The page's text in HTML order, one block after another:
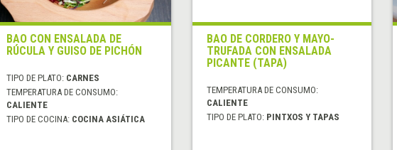
BAO CON ENSALADA DE
RÚCULA Y GUISO DE PICHÓN
TIPO DE PLATO: CARNES
TEMPERATURA DE CONSUMO:
CALIENTE
TIPO DE COCINA: COCINA ASIÁTICA
BAO DE CORDERO Y MAYO-
TRUFADA CON ENSALADA
PICANTE (TAPA)
TEMPERATURA DE CONSUMO:
CALIENTE
TIPO DE PLATO: PINTXOS Y TAPAS